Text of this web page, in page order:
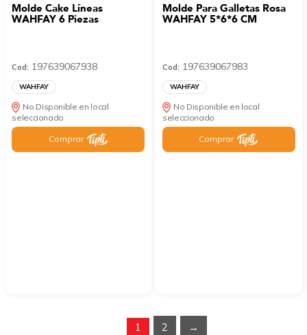
Molde Cake Líneas
WAHFAY 6 Piezas
Cod: 197639067938
WAHFAY
No Disponible en local
seleccionado
Comprar
Molde Para Galletas Rosa
WAHFAY 5*6*6 CM
Cod: 197639067983
WAHFAY
No Disponible en local
seleccionado
Comprar
1 2 →